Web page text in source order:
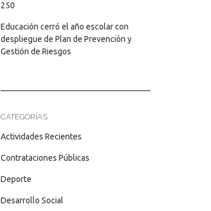
250
Educación cerró el año escolar con
despliegue de Plan de Prevención y
Gestión de Riesgos
CATEGORÍAS
Actividades Recientes
Contrataciones Públicas
Deporte
Desarrollo Social